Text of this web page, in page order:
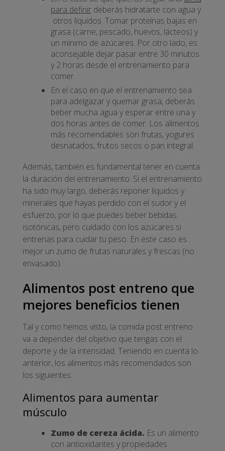
para definir deberás hidratarte con agua y
otros líquidos. Tomar proteínas bajas en
grasa (carne, pescado, huevos, lácteos) y
un mínimo de azúcares. Por otro lado, es
aconsejable dejar pasar entre 30 minutos
y 2 horas desde el entrenamiento para
comer.
En el caso en que el entrenamiento sea
para adelgazar y quemar grasa, deberás
beber mucha agua y esperar entre una y
dos horas antes de comer. Los alimentos
más recomendables son frutas, yogures
desnatados, frutos secos o pan integral.
Además, también es fundamental tener en cuenta
la duración del entrenamiento. Si el entrenamiento
ha sido muy largo, deberás reponer líquidos y
minerales que hayas perdido con el sudor y el
esfuerzo, por lo que puedes beber bebidas
isotónicas, pero cuidado con los azúcares si
entrenas para cuidar tu peso. En este caso es
mejor un zumo de frutas naturales y frescas (no
envasado).
Alimentos post entreno que
mejores beneficios tienen
Tal y como hemos visto, la comida post entreno
va a depender del objetivo que tengas con el
deporte y de la intensidad. Teniendo en cuenta lo
anterior, los alimentos más recomendados son
los siguientes:
Alimentos para aumentar
músculo
Zumo de cereza ácida. Es un alimento
con antioxidantes y propiedades